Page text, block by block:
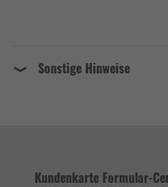
Sonstige Hinweise
Kundenkarte Formular-